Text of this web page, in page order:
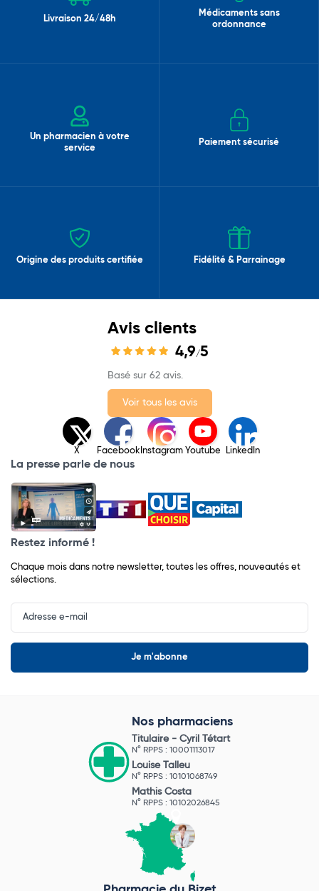
Livraison 24/48h
Médicaments sans
ordonnance
Un pharmacien à votre
service
Paiement sécurisé
Origine des produits certifiée Fidélité & Parrainage
Avis clients
4,9/5
Basé sur 62 avis.
Voir tous les avis
X Facebook Instagram Youtube LinkedIn
La presse parle de nous
Restez informé !
Chaque mois dans notre newsletter, toutes les offres, nouveautés et
sélections.
Input
Newsletter
Nos pharmaciens
Titulaire - Cyril Tétart
N° RPPS : 10001113017
Louise Talleu
N° RPPS : 10101068749
Mathis Costa
N° RPPS : 10102026845